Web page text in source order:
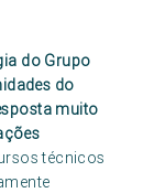
do Grupo
do
muito
técnicos